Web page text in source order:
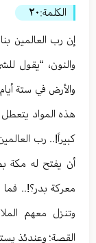
الكلمة:٢٠
إن رب العالمين
والنون، “يقول
والأرض في ستة
هذه المواد يتعطل
كبيراً!.. رب
أن يفتح له مكة
معركة بدر؟!.. فما
وتنزل معهم
القصة؛ وعندئذ